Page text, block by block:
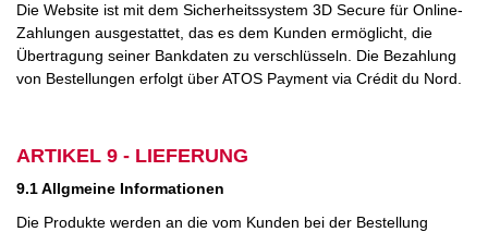
Die Website ist mit dem Sicherheitssystem 3D Secure für Online-
Zahlungen ausgestattet, das es dem Kunden ermöglicht, die
Übertragung seiner Bankdaten zu verschlüsseln. Die Bezahlung
von Bestellungen erfolgt über ATOS Payment via Crédit du Nord.
ARTIKEL 9 - LIEFERUNG
9.1 Allgmeine Informationen
Die Produkte werden an die vom Kunden bei der Bestellung